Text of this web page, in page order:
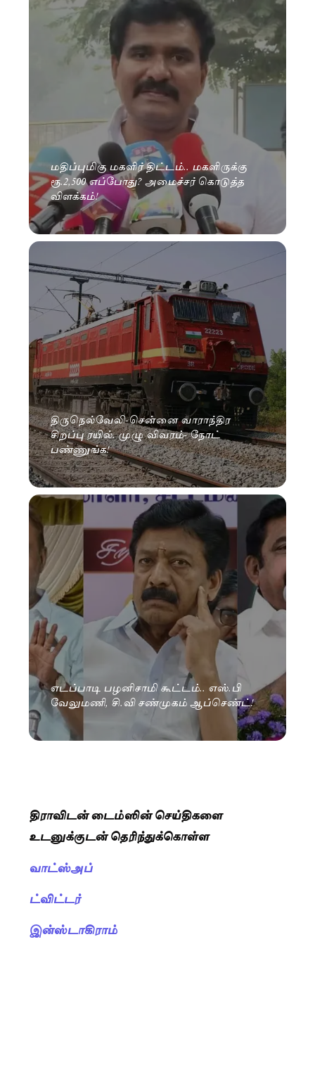
மதிப்புமிகு மகளிர் திட்டம்.. மகளிருக்கு
ரூ.2,500 எப்போது? அமைச்சர் கொடுத்த
விளக்கம்!
திருநெல்வேலி-சென்னை வாராந்திர
சிறப்பு ரயில். முழு விவரம்- நோட்
பண்ணுங்க!
எடப்பாடி பழனிசாமி கூட்டம்.. எஸ்.பி
வேலுமணி, சி.வி சண்முகம் ஆப்செண்ட்!
திராவிடன் டைம்ஸின் செய்திகளை
உடனுக்குடன் தெரிந்துக்கொள்ள
வாட்ஸ்அப்
ட்விட்டர்
இன்ஸ்டாகிராம்